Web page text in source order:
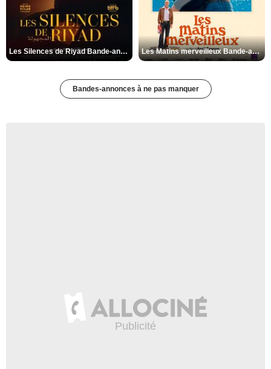
Les Silences de Riyad Bande-annonce VO STFR Les Matins merveilleux Bande-annonce VF
Bandes-annonces à ne pas manquer